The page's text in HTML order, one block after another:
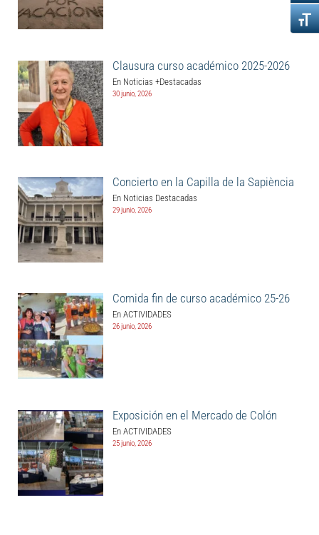
Clausura curso académico 2025-2026
En Noticias +Destacadas
30 junio, 2026
Concierto en la Capilla de la Sapiència
En Noticias Destacadas
29 junio, 2026
Comida fin de curso académico 25-26
En ACTIVIDADES
26 junio, 2026
Exposición en el Mercado de Colón
En ACTIVIDADES
25 junio, 2026